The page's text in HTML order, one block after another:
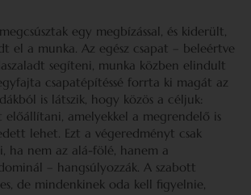
egy megbízással, és kiderült,
el a munka. Az egész csapat – beleértve
segíteni, munka közben elindult
csapatépítéssé forrta ki magát az
is látszik, hogy közös a céljuk:
előállítani, amelyekkel a megrendelő is
lehet. Ezt a végeredményt csak
ha nem az alá-fölé, hanem a
– hangsúlyozzák. A szabott
de mindenkinek oda kell figyelnie,